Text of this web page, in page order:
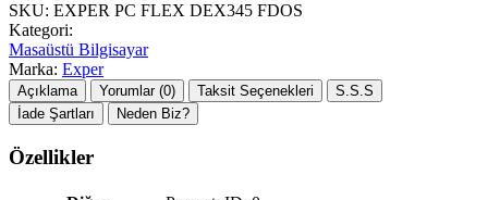
SKU: EXPER PC FLEX DEX345 FDOS
Kategori:
Masaüstü Bilgisayar
Marka: Exper
Açıklama Yorumlar (0) Taksit Seçenekleri
S.S.S
İade Şartları
Neden Biz?
Özellikler